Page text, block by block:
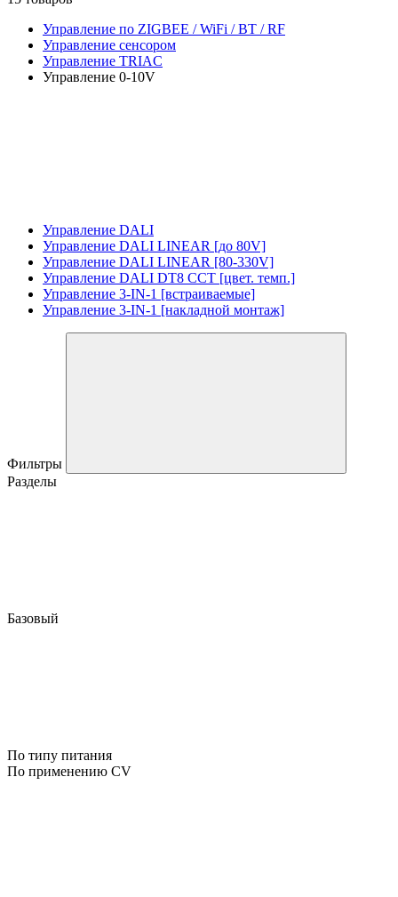
Управление по ZIGBEE / WiFi / BT / RF
Управление сенсором
Управление TRIAC
Управление 0-10V
Управление DALI
Управление DALI LINEAR [до 80V]
Управление DALI LINEAR [80-330V]
Управление DALI DT8 CCT [цвет. темп.]
Управление 3-IN-1 [встраиваемые]
Управление 3-IN-1 [накладной монтаж]
Фильтры
Разделы
Базовый
По типу питания
По применению CV